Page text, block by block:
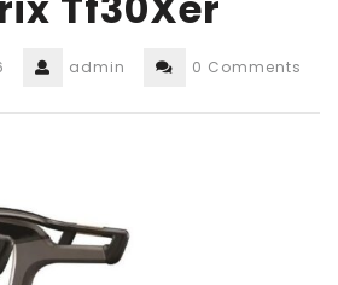
admin 0 Comments